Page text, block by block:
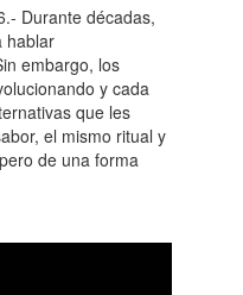
Durante décadas,
hablar
embargo, los
y cada
que les
el mismo ritual y
de una forma